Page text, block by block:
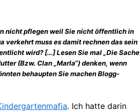
nicht pflegen weil Sie nicht öffentlich in
verkehrt muss es damit rechnen das sein
wird? […] Lesen Sie mal „Die Sache
(Bzw. Clan „Marla“) denken, wenn
behaupten Sie machen Blogg-
. Ich hatte darin